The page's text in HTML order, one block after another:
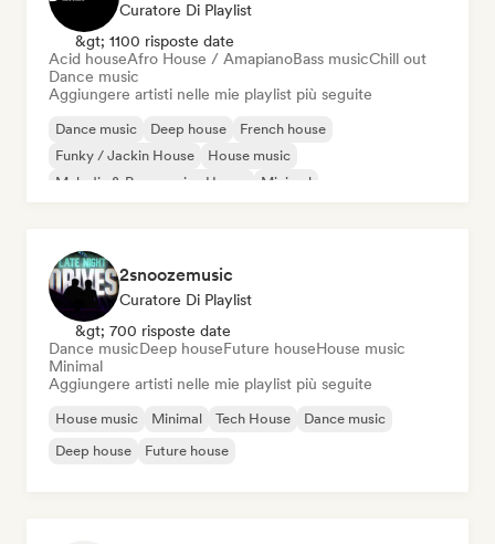
Curatore Di Playlist
&gt; 1100 risposte date
Acid houseAfro House / AmapianoBass musicChill out
Dance music
Aggiungere artisti nelle mie playlist più seguite
Dance music Deep house
French house
Funky / Jackin House
House music
Melodic & Progressive House
Minimal
2snoozemusic
Curatore Di Playlist
&gt; 700 risposte date
Dance musicDeep houseFuture houseHouse music
Minimal
Aggiungere artisti nelle mie playlist più seguite
House music Minimal Tech House
Dance music
Deep house
Future house